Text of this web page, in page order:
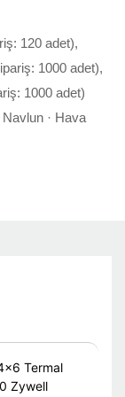
120 adet),
1000 adet),
1000 adet)
· Hava